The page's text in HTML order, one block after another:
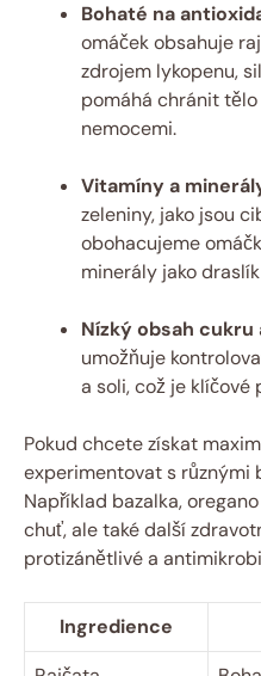
Bohaté na
omáček obsahuje
zdrojem lykopenu,
pomáhá chránit
nemocemi.
Vitamíny a
zeleniny, jako jsou
obohacujeme
minerály jako
Nízký obsah cukru
umožňuje
a soli, což je klíčové
Pokud chcete získat
experimentovat s různými
Například bazalka,
chuť, ale také další
protizánětlivé a
Ingredience